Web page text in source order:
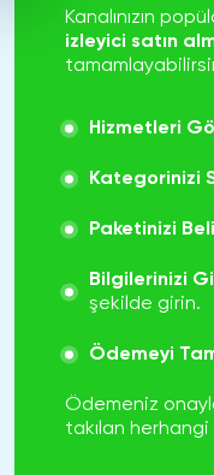
Kanalınızın
izleyici satın
Hizmetleri
Kategorinizi
Paketinizi
Bilgilerinizi
şekilde girin.
Ödemeyi
Ödemeniz
takılan